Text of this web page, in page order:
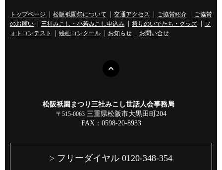
トップページ 松阪祇園祭について 交通アクセス ご協賛紹介
ご協賛
のお願い
三社みこし・小若みこし申込み 祭りのいでたち・グッズ
フ
ォトコンテスト
絵画コンクール お知らせ お問い合せ
松阪祇園まつり三社みこし世話人会事務局
〒515-0063三重県松阪市大黒田町204
FAX：0598-20-8933
> フリーダイヤル 0120-348-354